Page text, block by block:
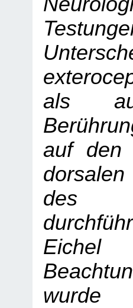
als
auf den
des
Eichel
wurde